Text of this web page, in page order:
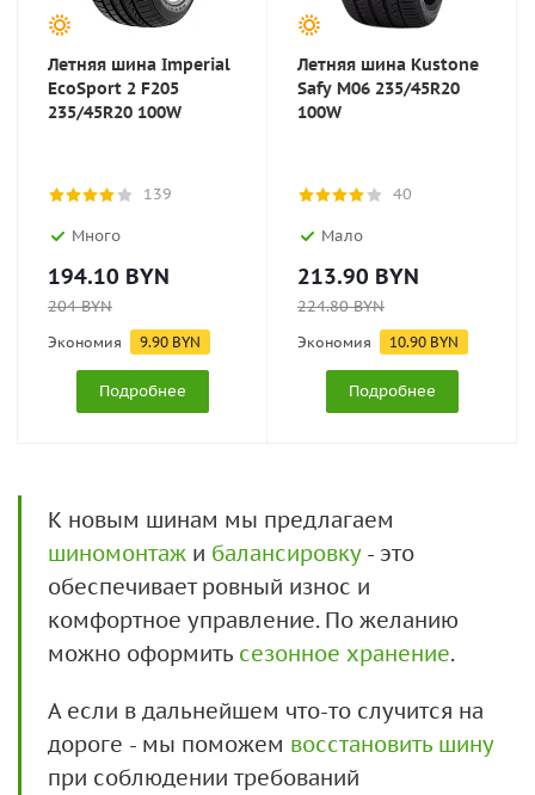
Летняя шина Imperial
EcoSport 2 F205
235/45R20 100W
139
Много
194.10 BYN
204BYN
Экономия 9.90 BYN
Подробнее
Летняя шина Kustone
Safy M06 235/45R20
100W
40
Мало
213.90 BYN
224.80BYN
Экономия 10.90 BYN
Подробнее
К новым шинам мы предлагаем
шиномонтаж и балансировку- это
обеспечивает ровный износ и
комфортное управление. По желанию
можно оформить сезонное хранение.
А если в дальнейшем что-то случится на
дороге - мы поможем восстановить шину
при соблюдении требований